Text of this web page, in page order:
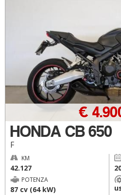
HONDA CB 650
F
€
KM
42.127
POTENZA
87 cv (64 kW)